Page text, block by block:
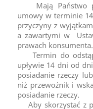
Mają Państwo
umowy w terminie
przyczyny z
a zawartymi w
prawach konsumenta.
Termin do
upływie 14 dni od
posiadanie rzeczy
niż przewoźnik i
posiadanie rzeczy.
Aby skorzystać z